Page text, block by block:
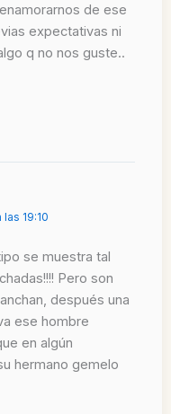
de ese
expectativas ni
q no nos guste..
19:10
se muestra tal
Pero son
después una
ese hombre
en algún
hermano gemelo